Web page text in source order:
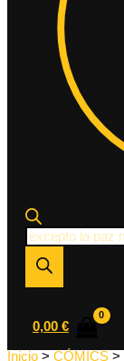
Búsqueda
de
productos
0,00 €
Inicio > CÓMICS >